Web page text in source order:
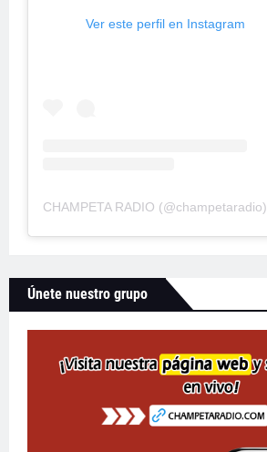
Ver este perfil en Instagram
CHAMPETA RADIO (@champetaradio) • Fotos y videos de Instagram
Únete nuestro grupo